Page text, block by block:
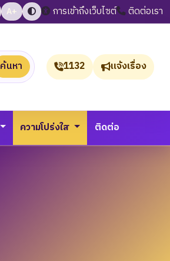
A+ การเข้าถึงเว็บไซต์ ติดต่อเรา
ค้นหา 1132 แจ้งเรื่อง
ความโปร่งใส ติดต่อ